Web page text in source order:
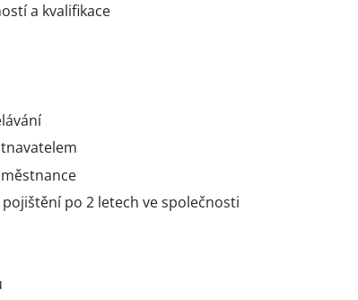
a kvalifikace
po 2 letech ve společnosti